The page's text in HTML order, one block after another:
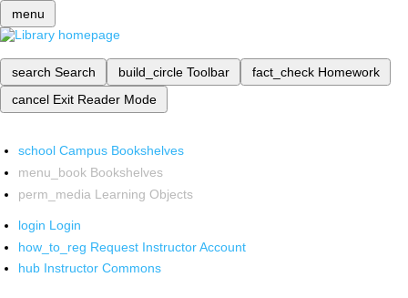
menu
search Search build_circle Toolbar fact_check Homework
cancel Exit Reader Mode
school Campus Bookshelves
menu_book Bookshelves
perm_media Learning Objects
login Login
how_to_reg Request Instructor Account
hub Instructor Commons